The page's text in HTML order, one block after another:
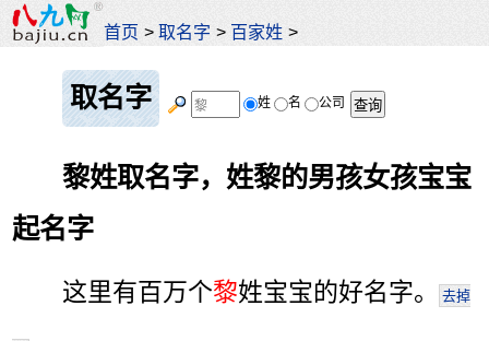
首页 >取名字 > 百家姓 >
取名字 姓 名 公司
黎姓取名字，姓黎的男孩女孩宝宝
起名字
这里有百万个黎姓宝宝的好名字。 去掉